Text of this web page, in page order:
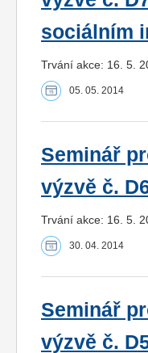
sociálním
Trvání akce: 16. 5.
05. 05. 2014
Seminář
výzvě č.
Trvání akce: 16. 5.
30. 04. 2014
Seminář
výzvě č.